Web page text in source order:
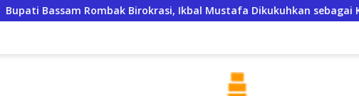
Rombak Birokrasi, Ikbal Mustafa Dikukuhkan sebagai Kepala DPKPP